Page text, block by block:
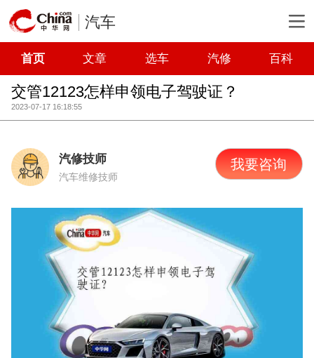
汽车
首页 文章 选车 汽修 百科
交管12123怎样申领电子驾驶证？
2023-07-17 16:18:55
汽修技师
汽车维修技师
我要咨询